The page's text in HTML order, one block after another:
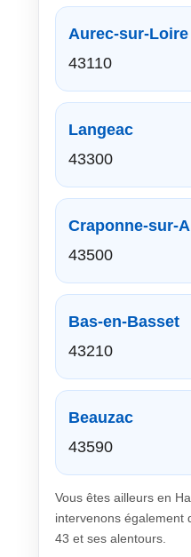
Aurec-sur-Loire
43110
Langeac
43300
Craponne-sur-
43500
Bas-en-Basset
43210
Beauzac
43590
Vous êtes ailleurs en
intervenons également
43 et ses alentours.